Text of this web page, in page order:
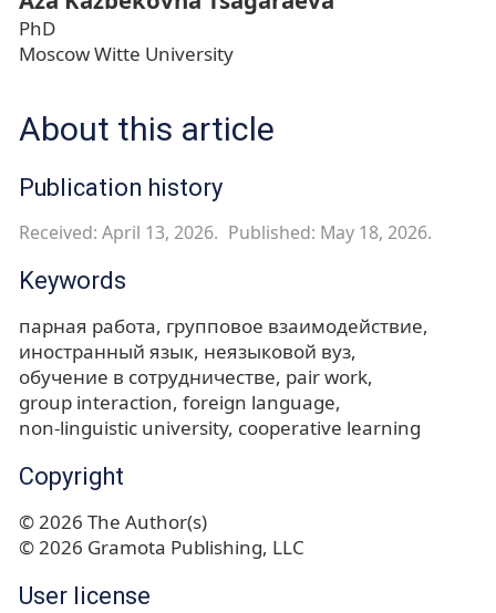
PhD
Moscow Witte University
About this article
Publication history
Received: April 13, 2026. Published: May 18, 2026.
Keywords
парная работа групповое взаимодействие
иностранный язык неязыковой вуз
обучение в сотрудничестве pair work
group interaction foreign language
non-linguistic university cooperative learning
Copyright
© 2026 The Author(s)
© 2026 Gramota Publishing, LLC
User license